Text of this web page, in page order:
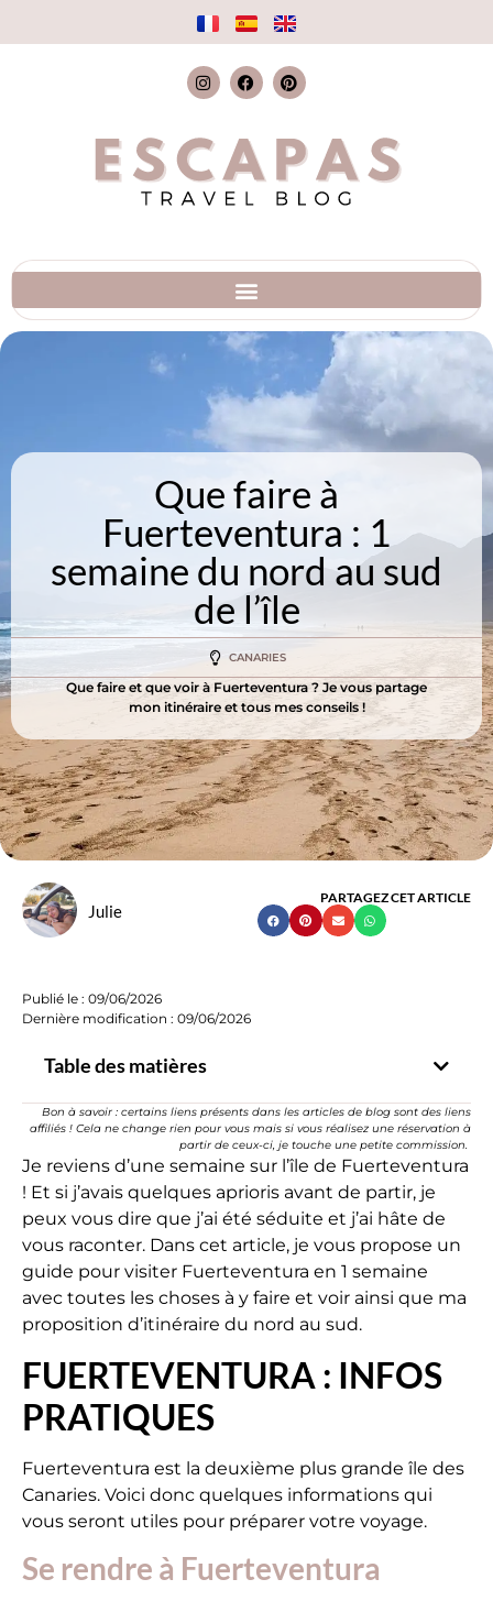
Que faire à
Fuerteventura : 1
semaine du nord au sud
de l’île
CANARIES
Que faire et que voir à Fuerteventura ? Je vous partage
mon itinéraire et tous mes conseils !
Julie
PARTAGEZ CET ARTICLE
Publié le : 09/06/2026
Dernière modification : 09/06/2026
Table des matières
Bon à savoir : certains liens présents dans les articles de blog sont des liens
affiliés ! Cela ne change rien pour vous mais si vous réalisez une réservation à
partir de ceux-ci, je touche une petite commission.
Je reviens d’une semaine sur l’île de Fuerteventura
! Et si j’avais quelques aprioris avant de partir, je
peux vous dire que j’ai été séduite et j’ai hâte de
vous raconter. Dans cet article, je vous propose un
guide pour visiter Fuerteventura en 1 semaine
avec toutes les choses à y faire et voir ainsi que ma
proposition d’itinéraire du nord au sud.
FUERTEVENTURA : INFOS
PRATIQUES
Fuerteventura est la deuxième plus grande île des
Canaries. Voici donc quelques informations qui
vous seront utiles pour préparer votre voyage.
Se rendre à Fuerteventura